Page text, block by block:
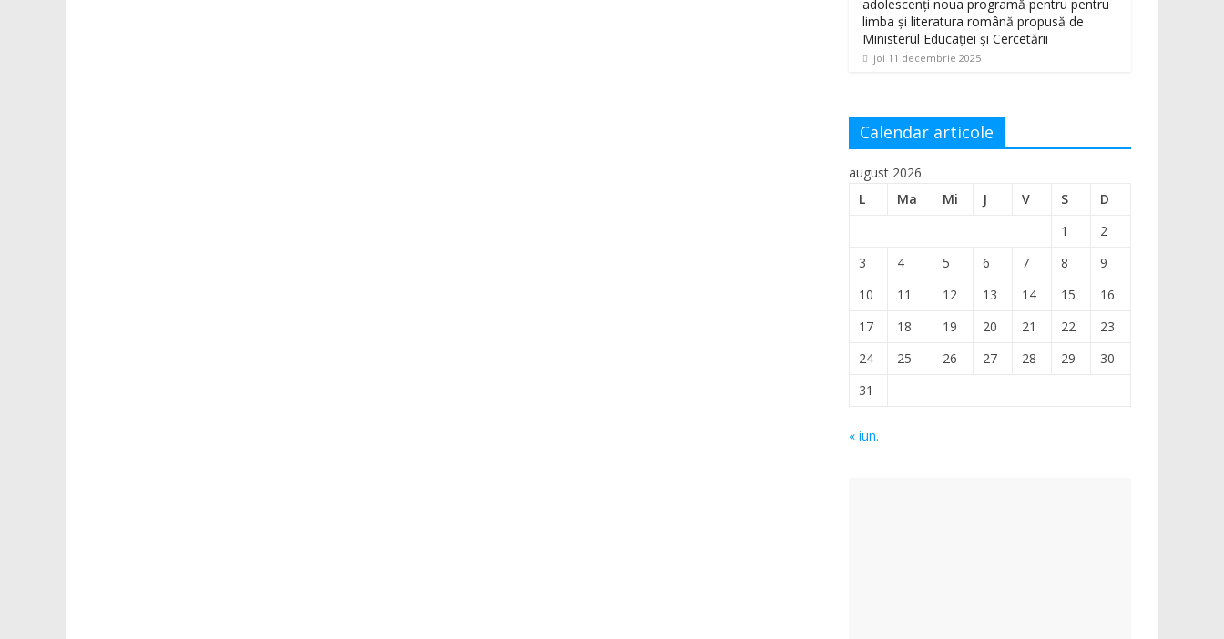
adolescenți noua programă pentru pentru
limba și literatura română propusă de
Ministerul Educației și Cercetării
joi 11 decembrie 2025
Calendar articole
august 2026
L
Ma Mi J V S
D
1
2
3
4 5 6 7 8
9
10
11 12 13 14 15
16
17
18 19 20 21 22
23
24
25 26 27 28 29
30
31
« iun.